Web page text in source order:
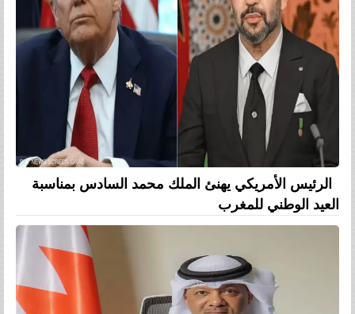
الرئيس الأمريكي يهنئ الملك محمد السادس بمناسبة
العيد الوطني للمغرب